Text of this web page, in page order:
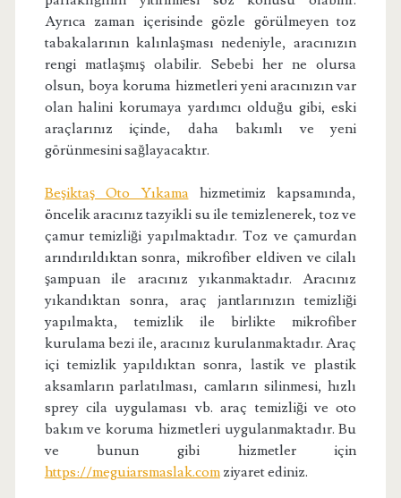
Ayrıca zaman içerisinde gözle görülmeyen toz
tabakalarının kalınlaşması nedeniyle, aracınızın
rengi matlaşmış olabilir. Sebebi her ne olursa
olsun, boya koruma hizmetleri yeni aracınızın var
olan halini korumaya yardımcı olduğu gibi, eski
araçlarınız içinde, daha bakımlı ve yeni
görünmesini sağlayacaktır.
Beşiktaş Oto Yıkamahizmetimiz kapsamında,
öncelik aracınız tazyikli su ile temizlenerek, toz ve
çamur temizliği yapılmaktadır. Toz ve çamurdan
arındırıldıktan sonra, mikrofiber eldiven ve cilalı
şampuan ile aracınız yıkanmaktadır. Aracınız
yıkandıktan sonra, araç jantlarınızın temizliği
yapılmakta, temizlik ile birlikte mikrofiber
kurulama bezi ile, aracınız kurulanmaktadır. Araç
içi temizlik yapıldıktan sonra, lastik ve plastik
aksamların parlatılması, camların silinmesi, hızlı
sprey cila uygulaması vb. araç temizliği ve oto
bakım ve koruma hizmetleri uygulanmaktadır. Bu
ve bunun gibi hizmetler için
https://meguiarsmaslak.comziyaret ediniz.